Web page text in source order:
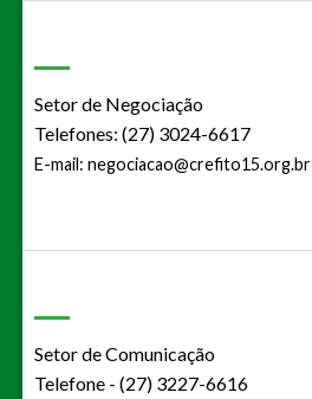
Setor de Negociação
Telefones: (27) 3024-6617
E-mail: negociacao@crefito15.org.br
Setor de Comunicação
Telefone - (27) 3227-6616